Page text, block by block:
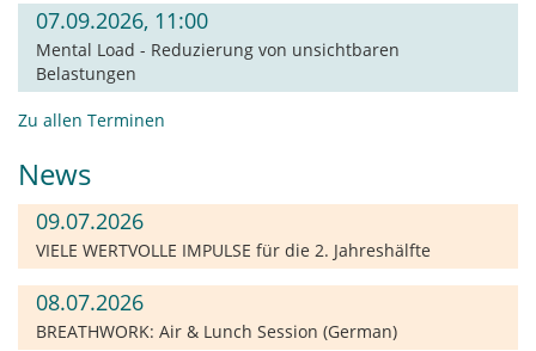
07.09.2026, 11:00
Mental Load - Reduzierung von unsichtbaren
Belastungen
Zu allen Terminen
News
09.07.2026
VIELE WERTVOLLE IMPULSE für die 2. Jahreshälfte
08.07.2026
BREATHWORK: Air & Lunch Session (German)